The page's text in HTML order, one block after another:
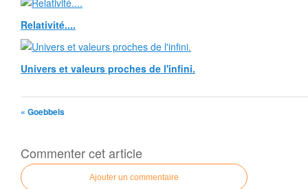
Relativité....
Univers et valeurs proches de l'infini.
« Goebbels
Commenter cet article
Ajouter un commentaire